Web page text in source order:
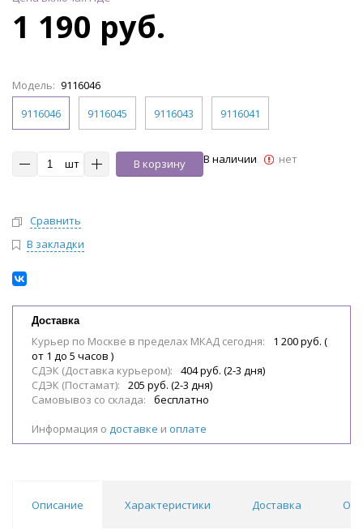
1 190 руб.
Модель: 9116046
9116046
9116045 9116043 9116041
шт В корзину В наличии нет
Сравнить
В закладки
Доставка
Курьер по Москве в пределах МКАД сегодня:
1 200 руб. (
от 1 до 5 часов )
СДЭК (Доставка курьером):
404 руб. (2-3 дня)
СДЭК (Постамат):
205 руб. (2-3 дня)
Самовывоз со склада:
бесплатно
Информация о доставке и оплате
Описание Характеристики Доставка